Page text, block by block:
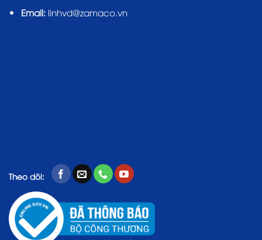
Email:linhvd@zamaco.vn
Theo dõi: